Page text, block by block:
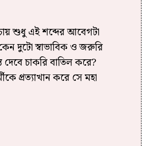
শুধু এই শব্দের আবেগটা
দুটো স্বাভাবিক ও জরুরি
দেবে চাকরি বাতিল করে?
প্রত্যাখান করে সে মহা